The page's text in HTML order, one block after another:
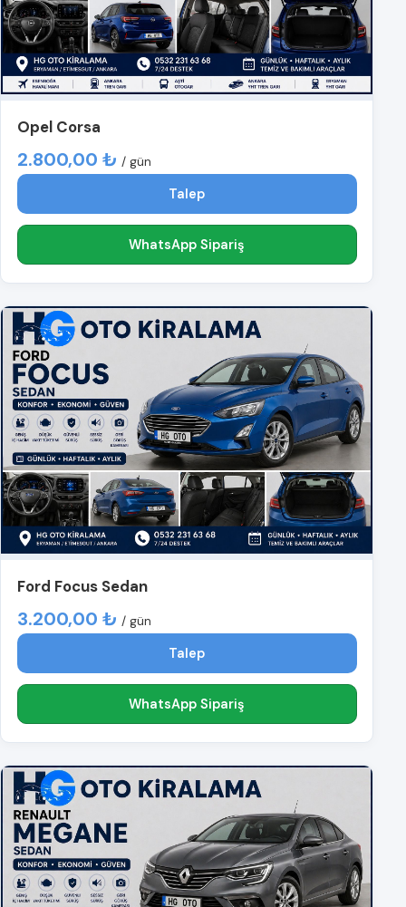
Opel Corsa
2.800,00 ₺ / gün
Talep
WhatsApp Sipariş
Ford Focus Sedan
3.200,00 ₺ / gün
Talep
WhatsApp Sipariş